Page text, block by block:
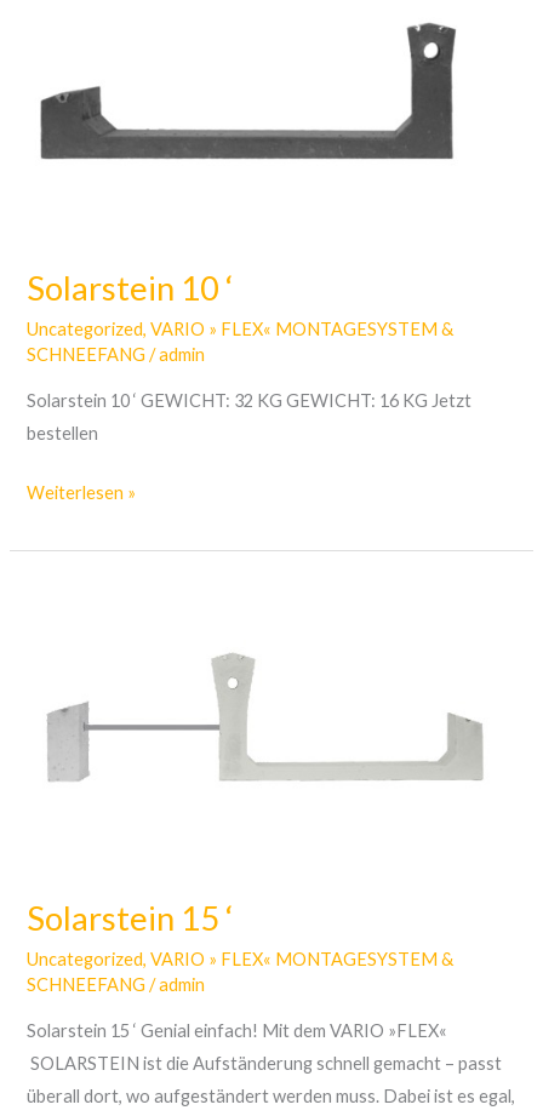
Solarstein 10 ‘
Uncategorized,VARIO » FLEX« MONTAGESYSTEM &
SCHNEEFANG /admin
Solarstein 10 ‘ GEWICHT: 32 KG GEWICHT: 16 KG Jetzt
bestellen
Weiterlesen »
Solarstein 15 ‘
Uncategorized,VARIO » FLEX« MONTAGESYSTEM &
SCHNEEFANG /admin
Solarstein 15 ‘ Genial einfach! Mit dem VARIO »FLEX«
SOLARSTEIN ist die Aufständerung schnell gemacht – passt
überall dort, wo aufgeständert werden muss. Dabei ist es egal,